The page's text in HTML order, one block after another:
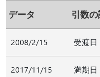
データ 引数
2008/2/15 受渡日
2017/11/15 満期日